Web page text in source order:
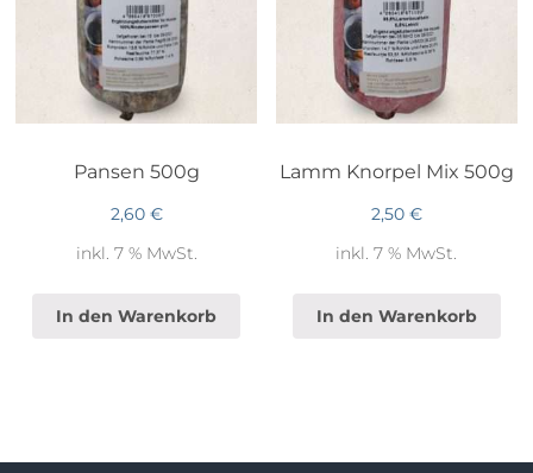
Pansen 500g
2,60 €
inkl. 7 % MwSt.
In den Warenkorb
Lamm Knorpel Mix 500g
2,50 €
inkl. 7 % MwSt.
In den Warenkorb